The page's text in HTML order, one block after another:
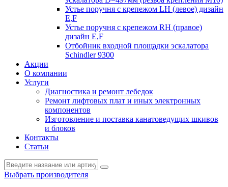
Устье поручня с крепежом LH (левое) дизайн
E,F
Устье поручня с крепежом RH (правое)
дизайн E,F
Отбойник входной площадки эскалатора
Schindler 9300
Акции
О компании
Услуги
Диагностика и ремонт лебедок
Ремонт лифтовых плат и иных электронных
компонентов
Изготовление и поставка канатоведущих шкивов
и блоков
Контакты
Статьи
Выбрать производителя